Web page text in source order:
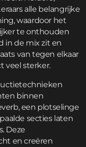
alle belangrijke
waardoor het
te onthouden
in de mix zit en
van tegen elkaar
veel sterker.
binnen
een plotselinge
secties laten
Deze
en creëren